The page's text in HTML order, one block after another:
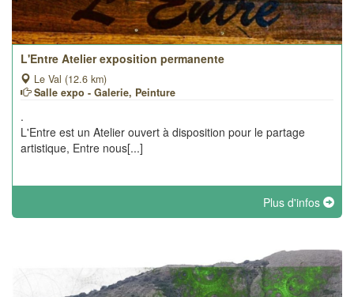
L'Entre Atelier exposition permanente
Le Val (12.6 km)
Salle expo - Galerie, Peinture
.
L'Entre est un Atelier ouvert à disposition pour le partage
artistique, Entre nous[...]
Plus d'infos